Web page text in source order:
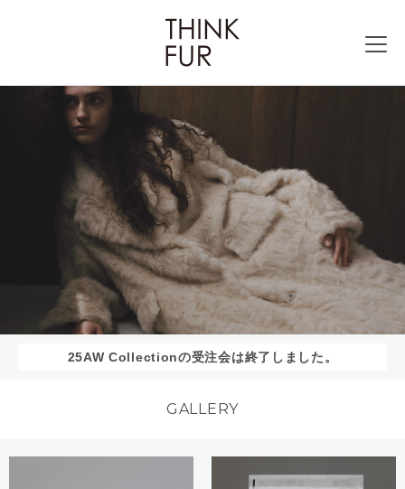
25AW Collectionの受注会は終了しました。
GALLERY